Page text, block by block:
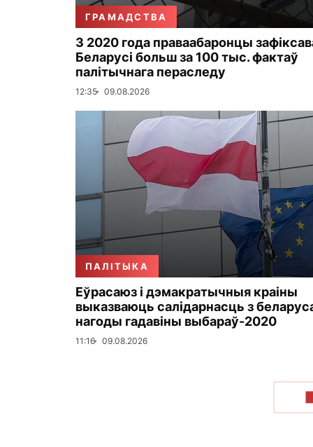
ГРАМАДСТВА
З 2020 года праваабаронцы
Беларусі больш за 100 тыс. фактаў
палітычнага пераследу
12:35 09.08.2026
ПАЛІТЫКА
Еўрасаюз і дэмакратычныя краіны
выказваюць салідарнасць з
нагоды гадавіны выбараў-2020
11:16 09.08.2026